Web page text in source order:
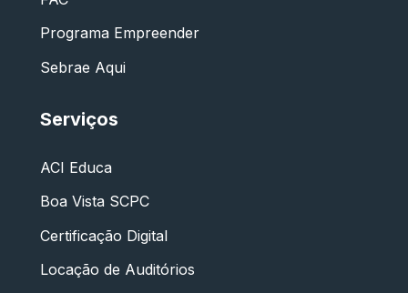
Programa Empreender
Sebrae Aqui
Serviços
ACI Educa
Boa Vista SCPC
Certificação Digital
Locação de Auditórios